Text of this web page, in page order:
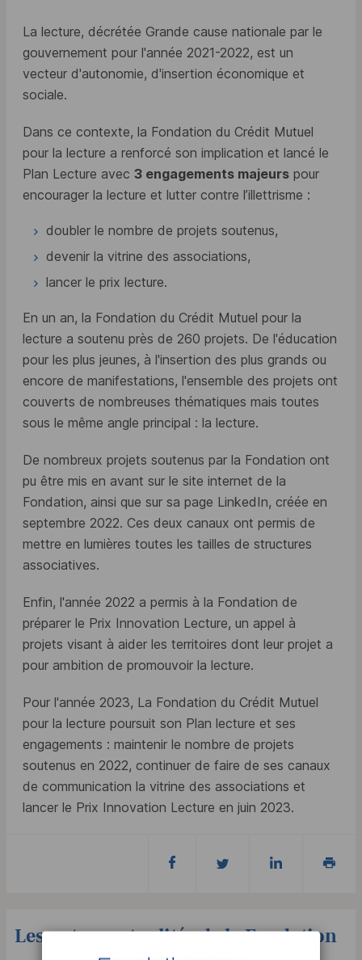
La lecture, décrétée Grande cause nationale par le
gouvernement pour l'année 2021-2022, est un
vecteur d'autonomie, d'insertion économique et
sociale.
Dans ce contexte, la Fondation du Crédit Mutuel
pour la lecture a renforcé son implication et lancé le
Plan Lecture avec 3 engagements majeurs pour
encourager la lecture et lutter contre l’illettrisme :
doubler le nombre de projets soutenus,
devenir la vitrine des associations,
lancer le prix lecture.
En un an, la Fondation du Crédit Mutuel pour la
lecture a soutenu près de 260 projets. De l'éducation
pour les plus jeunes, à l'insertion des plus grands ou
encore de manifestations, l'ensemble des projets ont
couverts de nombreuses thématiques mais toutes
sous le même angle principal : la lecture.
De nombreux projets soutenus par la Fondation ont
pu être mis en avant sur le site internet de la
Fondation, ainsi que sur sa page LinkedIn, créée en
septembre 2022. Ces deux canaux ont permis de
mettre en lumières toutes les tailles de structures
associatives.
Enfin, l'année 2022 a permis à la Fondation de
préparer le Prix Innovation Lecture, un appel à
projets visant à aider les territoires dont leur projet a
pour ambition de promouvoir la lecture.
Pour l'année 2023, La Fondation du Crédit Mutuel
pour la lecture poursuit son Plan lecture et ses
engagements : maintenir le nombre de projets
soutenus en 2022, continuer de faire de ses canaux
de communication la vitrine des associations et
lancer le Prix Innovation Lecture en juin 2023.
Les autres actualités de la Fondation